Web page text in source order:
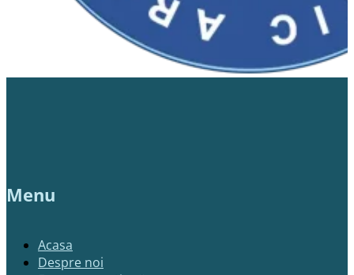
Menu
Acasa
Despre noi